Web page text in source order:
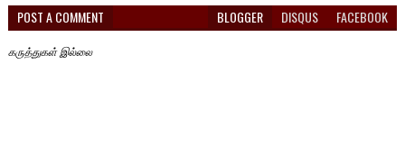
POST A COMMENT BLOGGER DISQUS FACEBOOK
கருத்துகள் இல்லை